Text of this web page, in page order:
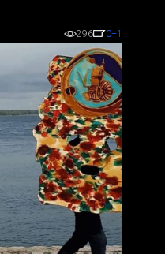
296 0+1